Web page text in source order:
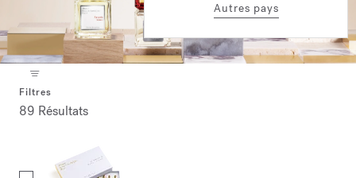
Autres pays
Filtres
89 Résultats